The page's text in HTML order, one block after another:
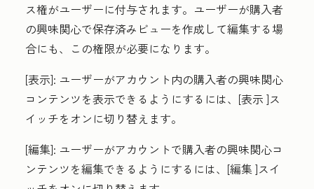
ス権がユーザーに付与されます。ユーザーが購入者
の興味関心で保存済みビューを作成して編集する場
合にも、この権限が必要になります。
[表示]: ユーザーがアカウント内の購入者の興味関心
コンテンツを表示できるようにするには、[表示 ]ス
イッチをオンに切り替えます。
[編集]: ユーザーがアカウントで購入者の興味関心コ
ンテンツを編集できるようにするには、[編集]スイ